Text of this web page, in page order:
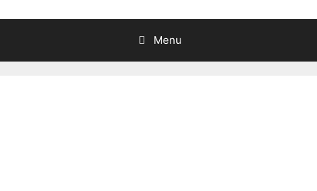
Menu